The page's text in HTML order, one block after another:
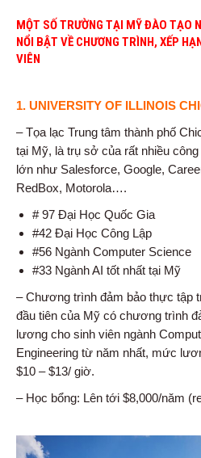
MỘT SỐ TRƯỜNG TẠI MỸ ĐÀO TẠO
NỔI BẬT VỀ CHƯƠNG TRÌNH, XẾP
VIÊN
1. UNIVERSITY OF ILLINOIS
– Tọa lạc Trung tâm thành phố
tại Mỹ, là trụ sở của rất nhiều
lớn như Salesforce, Google,
RedBox, Motorola….
# 97 Đại Học Quốc Gia
#42 Đại Học Công Lập
#56 Ngành Computer Science
#33 Ngành AI tốt nhất tại Mỹ
– Chương trình đảm bảo thực tập
đầu tiên của Mỹ có chương trình
lương cho sinh viên ngành
Engineering từ năm nhất, mức
$10 – $13/ giờ.
– Học bổng: Lên tới $8,000/năm